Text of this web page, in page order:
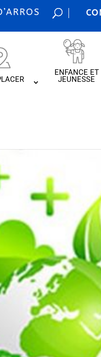
ENFANCE ET
JEUNESSE